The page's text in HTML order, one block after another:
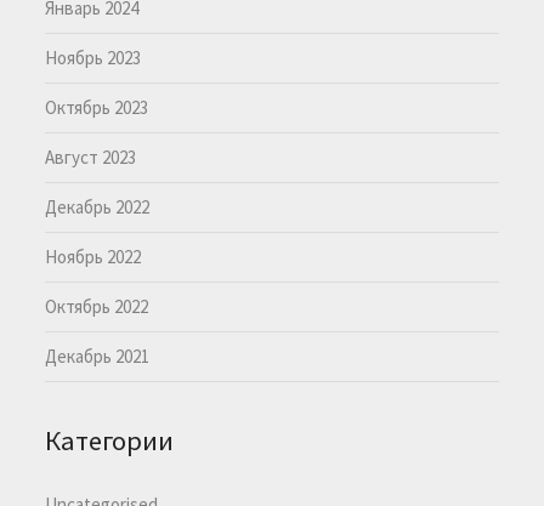
Январь 2024
Ноябрь 2023
Октябрь 2023
Август 2023
Декабрь 2022
Ноябрь 2022
Октябрь 2022
Декабрь 2021
Категории